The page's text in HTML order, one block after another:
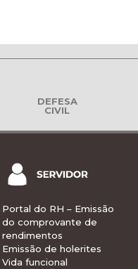
DEFESA
CIVIL
Portal do RH – Emissão
do comprovante de
rendimentos
Emissão de holerites
Vida funcional